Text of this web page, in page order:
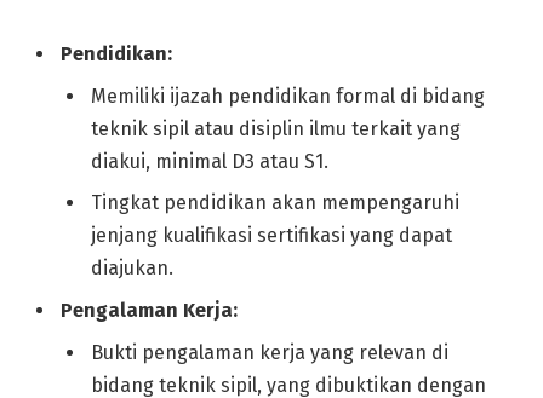
Pendidikan:
Memiliki ijazah pendidikan formal di bidang
teknik sipil atau disiplin ilmu terkait yang
diakui, minimal D3 atau S1.
Tingkat pendidikan akan mempengaruhi
jenjang kualifikasi sertifikasi yang dapat
diajukan.
Pengalaman Kerja:
Bukti pengalaman kerja yang relevan di
bidang teknik sipil, yang dibuktikan dengan